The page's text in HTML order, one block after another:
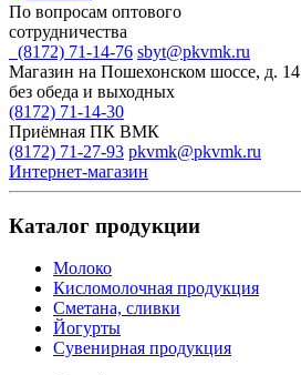
По вопросам оптового
сотрудничества
(8172) 71-14-76 sbyt@pkvmk.ru
Магазин на Пошехонском шоссе, д. 14
без обеда и выходных
(8172) 71-14-30
Приёмная ПК ВМК
(8172) 71-27-93 pkvmk@pkvmk.ru
Интернет-магазин
Каталог продукции
Молоко
Кисломолочная продукция
Сметана, сливки
Йогурты
Сувенирная продукция